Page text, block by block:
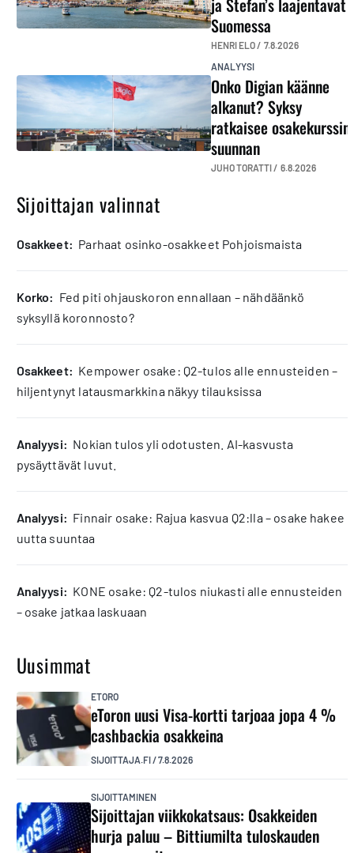
Suomessa
HENRI ELO / 7.8.2026
ANALYYSI
Onko Digian käänne
alkanut? Syksy
ratkaisee osakekurssin
suunnan
JUHO TORATTI / 6.8.2026
Sijoittajan valinnat
osakkeet: Parhaat osinko-osakkeet Pohjoismaista
korko: Fed piti ohjauskoron ennallaan – nähdäänkö
syksyllä koronnosto?
osakkeet: Kempower osake: Q2-tulos alle ennusteiden –
hiljentynyt latausmarkkina näkyy tilauksissa
analyysi: Nokian tulos yli odotusten. AI-kasvusta
pysäyttävät luvut.
analyysi: Finnair osake: Rajua kasvua Q2:lla – osake hakee
uutta suuntaa
analyysi: KONE osake: Q2-tulos niukasti alle ennusteiden
– osake jatkaa laskuaan
Uusimmat
ETORO
eToron uusi Visa-kortti tarjoaa jopa 4 %
cashbackia osakkeina
SIJOITTAJA.FI/7.8.2026
SIJOITTAMINEN
Sijoittajan viikkokatsaus: Osakkeiden
hurja paluu – Bittiumilta tuloskauden